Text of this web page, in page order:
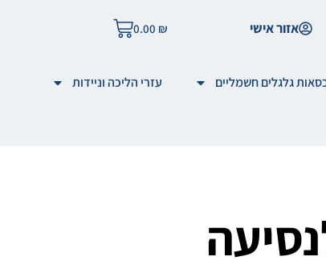
אזור אישי 0.00 ₪
גלגלים חשמליים עזרי הליכה וניידות